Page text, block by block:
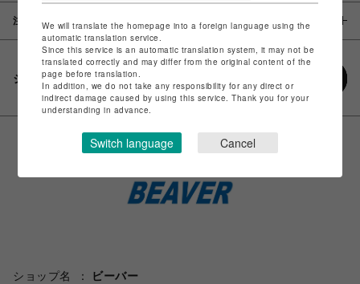
注意事項
シェアする
ショップ名
ビーバー
We will translate the homepage into a foreign language using the
automatic translation service.
Since this service is an automatic translation system, it may not be
translated correctly and may differ from the original content of the
page before translation.
In addition, we do not take any responsibility for any direct or
indirect damage caused by using this service. Thank you for your
understanding in advance.
Switch language Cancel